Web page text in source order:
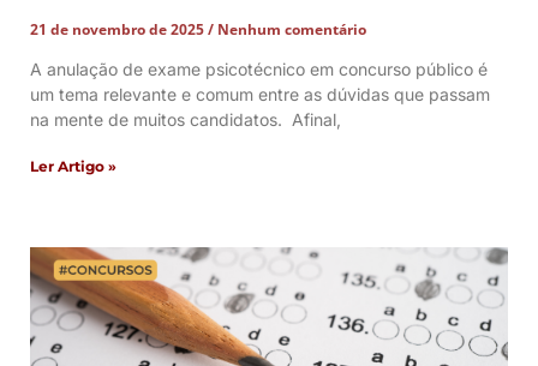
21 de novembro de 2025
Nenhum comentário
A anulação de exame psicotécnico em concurso público é
um tema relevante e comum entre as dúvidas que passam
na mente de muitos candidatos. Afinal,
Ler Artigo »